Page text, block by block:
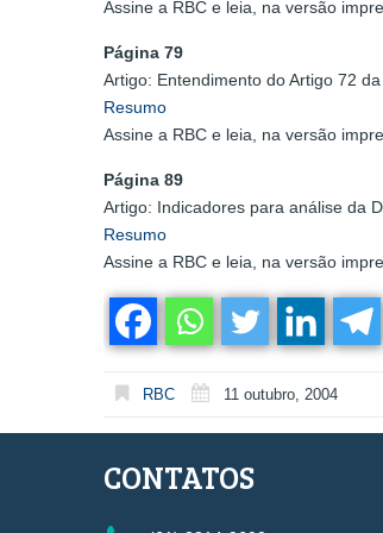
Assine a RBC e leia, na versão
Página 79
Artigo: Entendimento do Artigo 72
Resumo
Assine a RBC e leia, na versão
Página 89
Artigo: Indicadores para análise da
Resumo
Assine a RBC e leia, na versão
RBC 11 outubro, 2004
CONTATOS